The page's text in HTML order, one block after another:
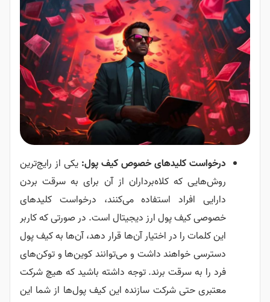
درخواست کلیدهای خصوص کیف پول: یکی از رایج‌ترین
روش‌هایی که کلاه‌برداران از آن برای به سرقت بردن
دارایی افراد استفاده می‌کنند، درخواست کلیدهای
خصوصی کیف پول ارز دیجیتال است. در صورتی که کاربر
این کلمات را در اختیار آن‌ها قرار دهد، آن‌ها به کیف پول
دسترسی خواهند داشت و می‌توانند کوین‌ها و توکن‌های
فرد را به سرقت برند. توجه داشته باشید که هیچ شرکت
معتبری حتی شرکت سازنده این کیف پول‌ها از شما این